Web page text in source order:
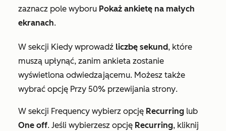
zaznacz pole wyboru Pokaż ankietę na małych
ekranach.
W sekcji Kiedy wprowadź liczbę sekund, które
muszą upłynąć, zanim ankieta zostanie
wyświetlona odwiedzającemu. Możesz także
wybrać opcję Przy 50% przewijania strony.
W sekcji Frequency wybierz opcję Recurring lub
One off. Jeśli wybierzesz opcję Recurring, kliknij